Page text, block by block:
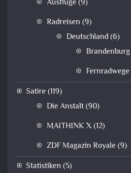
Ausflüge (9)
Radreisen (9)
Deutschland(6)
Brandenburg
Fernradwege
Satire (119)
Die Anstalt(90)
MAITHINK X(12)
ZDF Magazin Royale (9)
Statistiken (5)